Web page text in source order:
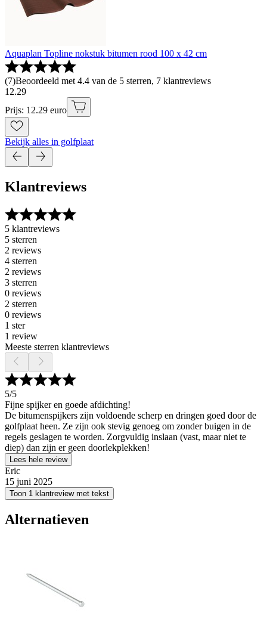
Aquaplan Topline nokstuk bitumen rood 100 x 42 cm
(7)Beoordeeld met 4.4 van de 5 sterren, 7 klantreviews
12.29
Prijs: 12.29 euro
Bekijk alles in golfplaat
Klantreviews
5 klantreviews
5 sterren
2 reviews
4 sterren
2 reviews
3 sterren
0 reviews
2 sterren
0 reviews
1 ster
1 review
Meeste sterren klantreviews
5/5
Fijne spijker en goede afdichting!
De bitumenspijkers zijn voldoende scherp en dringen goed door de
golfplaat heen. Ze zijn ook stevig genoeg om zonder buigen in de
regels geslagen te worden. Zorgvuldig inslaan (vast, maar niet te
diep) dan zijn er geen doorlekplekken!
Lees hele review
Eric
15 juni 2025
Toon 1 klantreview met tekst
Alternatieven